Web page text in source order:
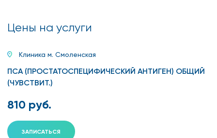
Цены на услуги
Клиника м. Смоленская
ПСА (ПРОСТАТОСПЕЦИФИЧЕСКИЙ АНТИГЕН) ОБЩИЙ
(ЧУВСТВИТ.)
810 руб.
ЗАПИСАТЬСЯ